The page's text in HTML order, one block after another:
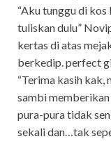
“Aku tunggu di kos
tuliskan dulu”
kertas di atas
berkedip. perfect
“Terima kasih kak,
sambi
pura-pura tidak
sekali dan…tak